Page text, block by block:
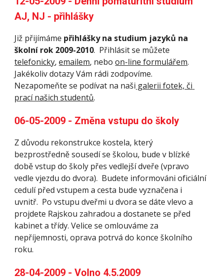
AJ, NJ - přihlášky
Již přijímáme přihlášky na studium jazyků na
školní rok 2009-2010
telefonicky, emailem, nebo on-line formulářem.
Jakékoliv dotazy Vám rádi zodpovíme.
Nezapomeňte se podívat na naši galerii fotek, či
prací našich studentů.
06-05-2009 - Změna vstupu do školy
Z důvodu rekonstrukce kostela, který
bezprostředně sousedí se školou, bude v blízké
době vstup do školy přes vedlejší dveře (vpravo
vedle vjezdu do dvora).  Budete informováni oficiální
cedulí před vstupem a cesta bude vyznačena i
uvnitř.  Po vstupu dveřmi u dvora se dáte vlevo a
projdete Rajskou zahradou a dostanete se před
kabinet a třídy. Velice se omlouváme za
nepříjemnosti, oprava potrvá do konce školního
roku.
28-04-2009 - Volno 4.5.2009